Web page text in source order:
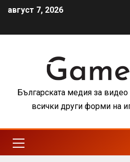
август 7, 2026
Българската медия за видео
всички други форми на